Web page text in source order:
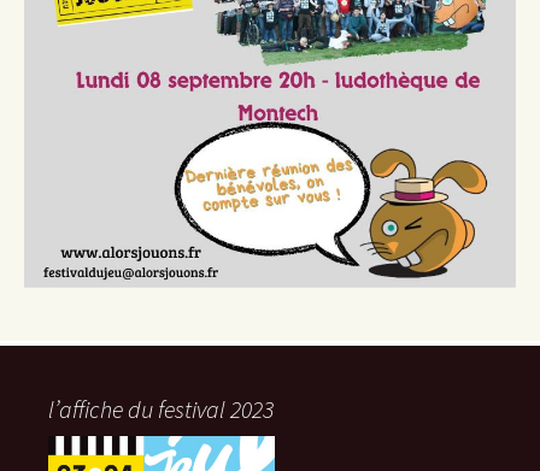
l’affiche du festival 2023